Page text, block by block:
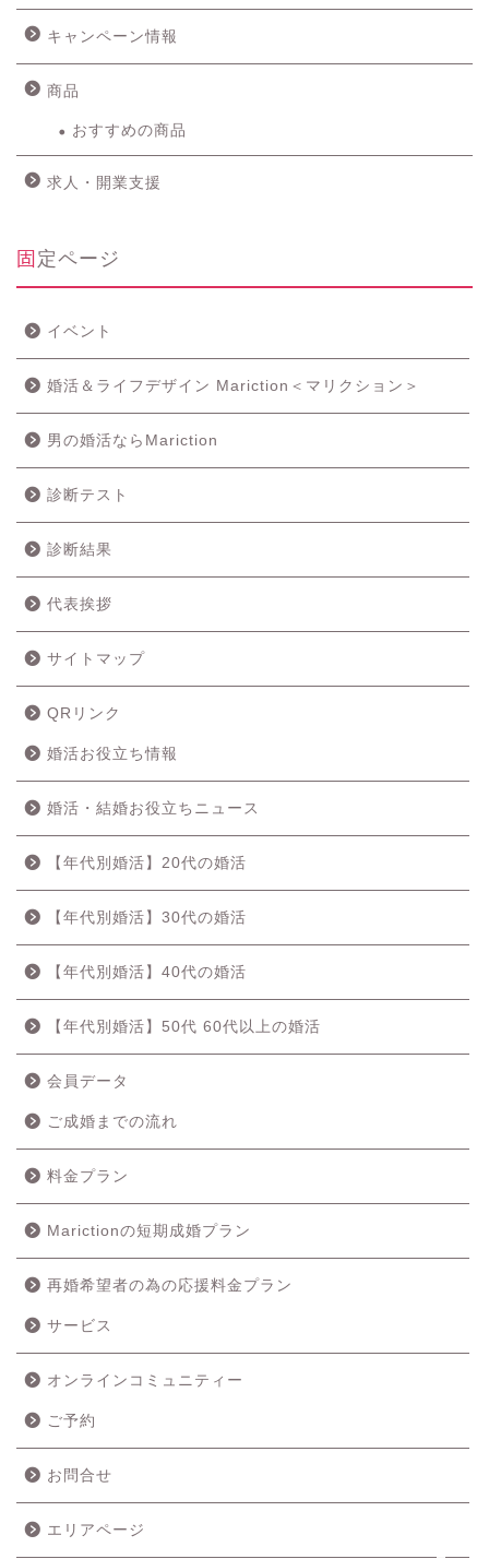
キャンペーン情報
商品
おすすめの商品
求人・開業支援
固定ページ
イベント
婚活＆ライフデザイン Mariction＜マリクション＞
男の婚活ならMariction
診断テスト
診断結果
代表挨拶
サイトマップ
QRリンク
婚活お役立ち情報
婚活・結婚お役立ちニュース
【年代別婚活】20代の婚活
【年代別婚活】30代の婚活
【年代別婚活】40代の婚活
【年代別婚活】50代 60代以上の婚活
会員データ
ご成婚までの流れ
料金プラン
Marictionの短期成婚プラン
再婚希望者の為の応援料金プラン
サービス
オンラインコミュニティー
ご予約
お問合せ
エリアページ